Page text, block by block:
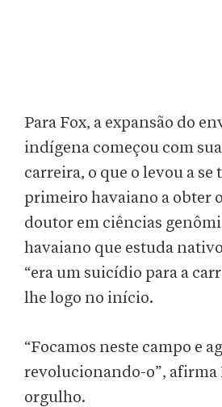
Para Fox, a expansão do
indígena começou com
carreira, o que o levou a se
primeiro havaiano a obter
doutor em ciências
havaiano que estuda
“era um suicídio para a
lhe logo no início.
“Focamos neste campo e
revolucionando-o”, afirma
orgulho.